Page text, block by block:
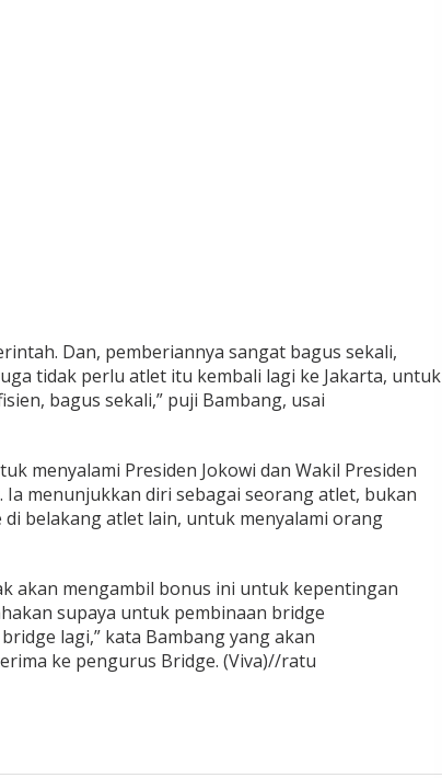
Dan, pemberiannya sangat bagus sekali,
tidak perlu atlet itu kembali lagi ke Jakarta, untuk
bagus sekali,” puji Bambang, usai
menyalami Presiden Jokowi dan Wakil Presiden
Ia menunjukkan diri sebagai seorang atlet, bukan
belakang atlet lain, untuk menyalami orang
akan mengambil bonus ini untuk kepentingan
supaya untuk pembinaan bridge
lagi,” kata Bambang yang akan
ke pengurus Bridge. (Viva)//ratu